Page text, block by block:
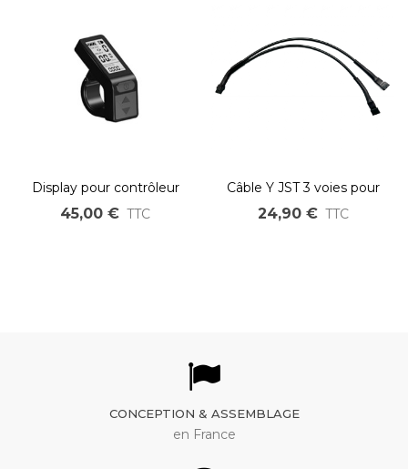
Display pour contrôleur
générique OZO
45,00 € TTC
Câble Y JST 3 voies pour
accélérateur
24,90 € TTC
CONCEPTION & ASSEMBLAGE
en France